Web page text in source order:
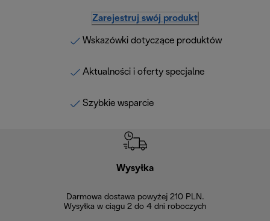
Zarejestruj swój produkt
Wskazówki dotyczące produktów
Aktualności i oferty specjalne
Szybkie wsparcie
Wysyłka
Darmowa dostawa powyżej 210 PLN.
Wysyłka w ciągu 2 do 4 dni roboczych